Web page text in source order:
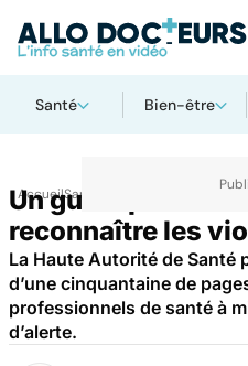
Santé Bien-être
AccueilSanté
Un guide pour
reconnaître les
La Haute Autorité de Santé
d’une cinquantaine de
professionnels de santé à
d’alerte.